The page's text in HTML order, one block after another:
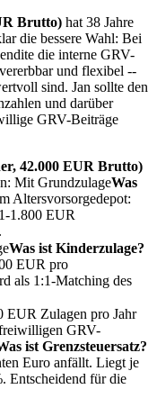
Brutto) hat 38 Jahre
die bessere Wahl: Bei
die interne GRV-
und flexibel --
sind. Jan sollte den
und darüber
GRV-Beiträge
42.000 EUR Brutto)
Mit GrundzulageWas
Altersvorsorgedepot:
1.800 EUR
Was ist Kinderzulage?
EUR pro
als 1:1-Matching des
EUR Zulagen pro Jahr
freiwilligen GRV-
ist Grenzsteuersatz?
Euro anfällt. Liegt je
Entscheidend für die